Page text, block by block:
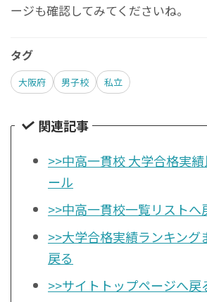
ージも確認してみてくださいね。
タグ
大阪府 男子校 私立
関連記事
>>中高一貫校 大学合格実
ール
>>中高一貫校一覧リストへ
>>大学合格実績ランキング
戻る
>>サイトトップページへ戻